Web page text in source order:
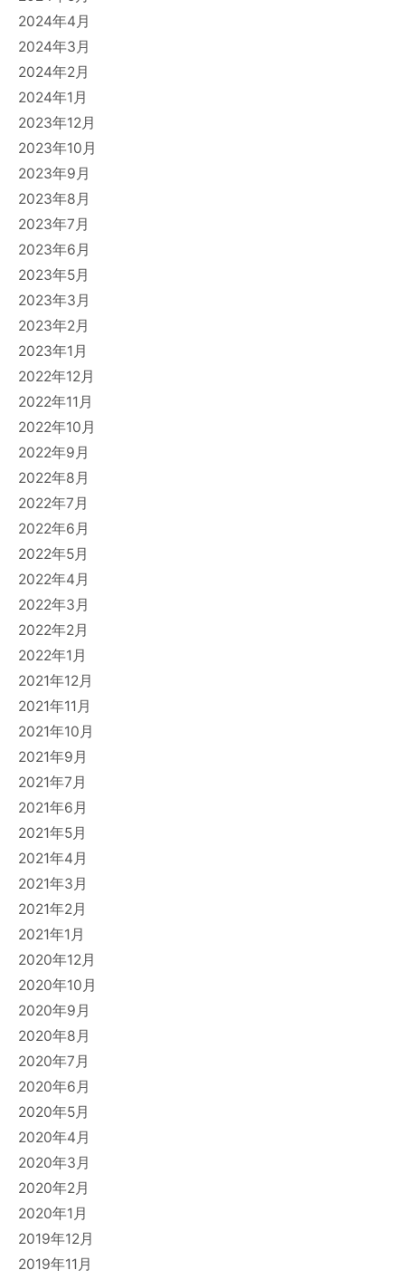
2024年4月
2024年3月
2024年2月
2024年1月
2023年12月
2023年10月
2023年9月
2023年8月
2023年7月
2023年6月
2023年5月
2023年3月
2023年2月
2023年1月
2022年12月
2022年11月
2022年10月
2022年9月
2022年8月
2022年7月
2022年6月
2022年5月
2022年4月
2022年3月
2022年2月
2022年1月
2021年12月
2021年11月
2021年10月
2021年9月
2021年7月
2021年6月
2021年5月
2021年4月
2021年3月
2021年2月
2021年1月
2020年12月
2020年10月
2020年9月
2020年8月
2020年7月
2020年6月
2020年5月
2020年4月
2020年3月
2020年2月
2020年1月
2019年12月
2019年11月